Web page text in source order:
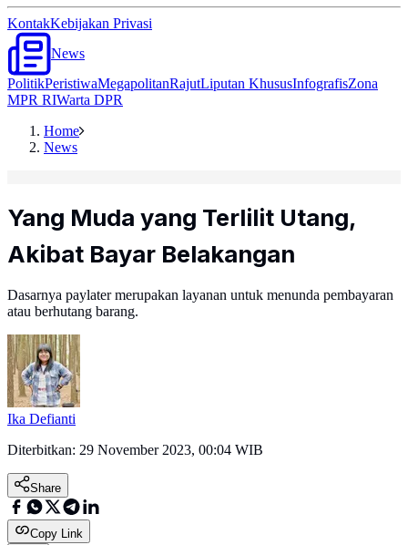
KontakKebijakan Privasi
News
PolitikPeristiwaMegapolitanRajutLiputan KhususInfografisZona
MPR RIWarta DPR
Home
News
Yang Muda yang Terlilit Utang,
Akibat Bayar Belakangan
Dasarnya paylater merupakan layanan untuk menunda pembayaran
atau berhutang barang.
Ika Defianti
Diterbitkan: 29 November 2023, 00:04 WIB
Share
Copy Link